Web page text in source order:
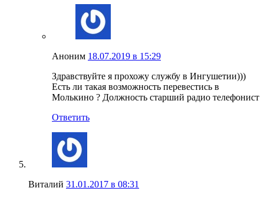
Аноним 18.07.2019 в 15:29
Здравствуйте я прохожу службу в Ингушетии)))
Есть ли такая возможность перевестись в
Молькино ? Должность старший радио телефонист
Ответить
Виталий 31.01.2017 в 08:31